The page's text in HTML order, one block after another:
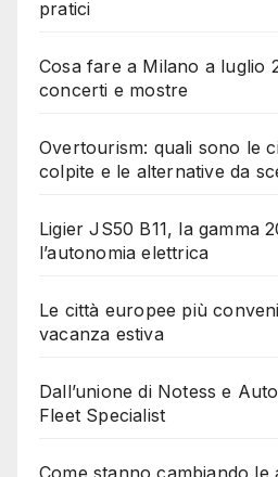
pratici
Cosa fare a Milano a luglio
concerti e mostre
Overtourism: quali sono le
colpite e le alternative da
Ligier JS50 B11, la gamma
l’autonomia elettrica
Le città europee più
vacanza estiva
Dall’unione di Notess e
Fleet Specialist
Come stanno cambiando le